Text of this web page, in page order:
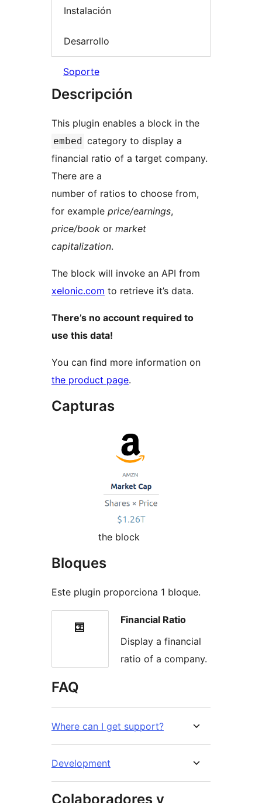
Instalación
Desarrollo
Soporte
Descripción
This plugin enables a block in the
embed category to display a
financial ratio of a target company.
There are a
number of ratios to choose from,
for example price/earnings,
price/book or market
capitalization.
The block will invoke an API from
xelonic.com to retrieve it’s data.
There’s no account required to
use this data!
You can find more information on
the product page.
Capturas
the block
Bloques
Este plugin proporciona 1 bloque.
Financial Ratio
Display a financial
ratio of a company.
FAQ
Where can I get support?
Development
Colaboradores y